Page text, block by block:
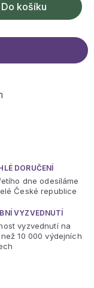
Do košíku
DORUČENÍ
dne odesíláme
České republice
VYZVEDNUTÍ
vyzvednutí na
než 10 000 výdejních